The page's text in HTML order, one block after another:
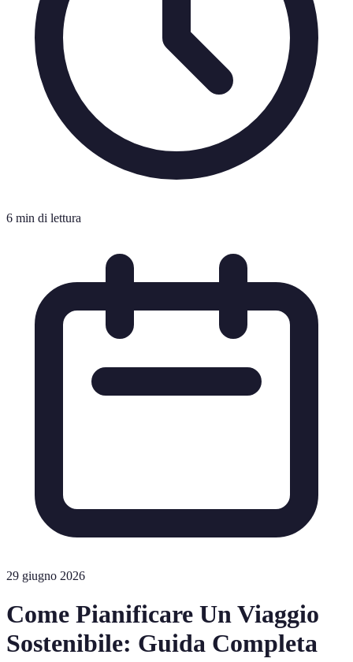
6 min di lettura
29 giugno 2026
Come Pianificare Un Viaggio
Sostenibile: Guida Completa